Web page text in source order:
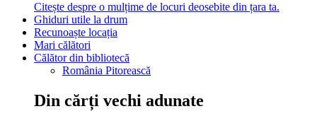
Citește despre o mulțime de locuri deosebite din țara ta.
Ghiduri utile la drum
Recunoaște locația
Mari călători
Călător din bibliotecă
România Pitorească
Din cărți vechi adunate